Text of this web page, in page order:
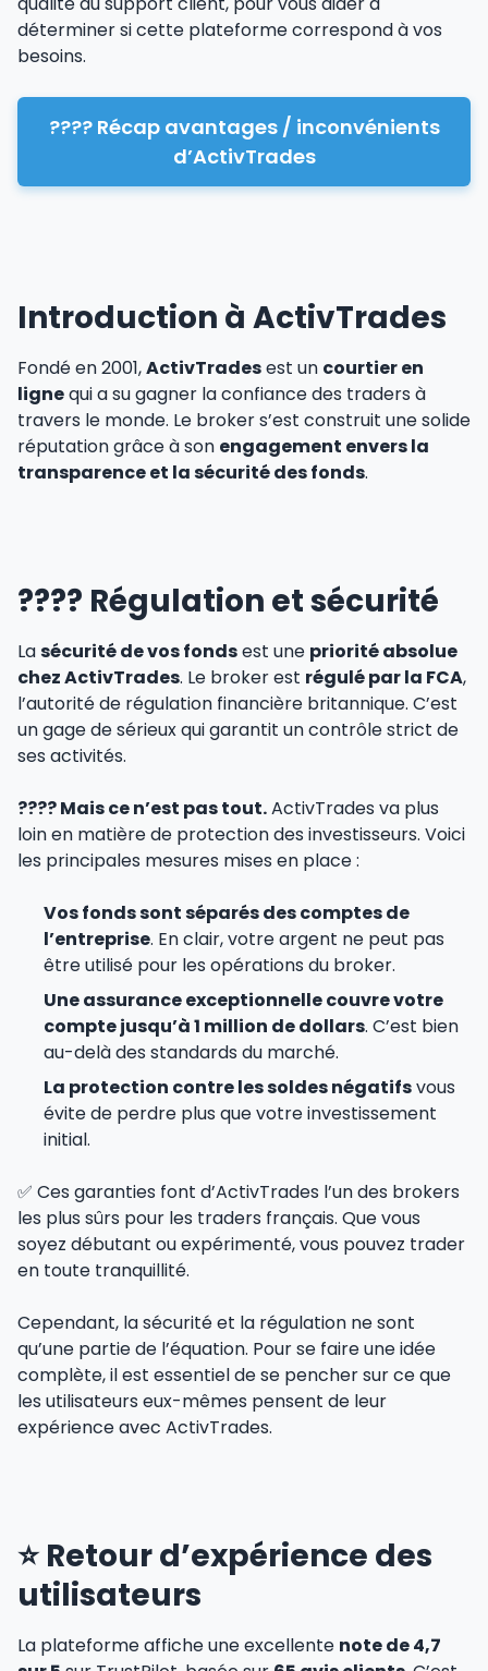
déterminer si cette plateforme correspond à vos
besoins.
???? Récap avantages / inconvénients
d’ActivTrades
Introduction à ActivTrades
Fondé en 2001,ActivTradesest un courtier en
lignequi a su gagner la confiance des traders à
travers le monde. Le broker s’est construit une solide
réputation grâce à son engagement envers la
transparence et la sécurité des fonds.
????️ Régulation et sécurité
Lasécurité de vos fondsest une priorité absolue
chez ActivTrades. Le broker est régulé par la FCA,
l’autorité de régulation financière britannique. C’est
un gage de sérieux qui garantit un contrôle strict de
ses activités.
???? Mais ce n’est pas tout.ActivTrades va plus
loin en matière de protection des investisseurs. Voici
les principales mesures mises en place :
Vos fonds sont séparés des comptes de
l’entreprise. En clair, votre argent ne peut pas
être utilisé pour les opérations du broker.
Une assurance exceptionnelle couvre votre
compte jusqu’à 1 million de dollars. C’est bien
au-delà des standards du marché.
La protection contre les soldes négatifsvous
évite de perdre plus que votre investissement
initial.
✅ Ces garanties font d’ActivTrades l’un des brokers
les plus sûrs pour les traders français. Que vous
soyez débutant ou expérimenté, vous pouvez trader
en toute tranquillité.
Cependant, la sécurité et la régulation ne sont
qu’une partie de l’équation. Pour se faire une idée
complète, il est essentiel de se pencher sur ce que
les utilisateurs eux-mêmes pensent de leur
expérience avec ActivTrades.
⭐️ Retour d’expérience des
utilisateurs
La plateforme affiche une excellente note de 4,7